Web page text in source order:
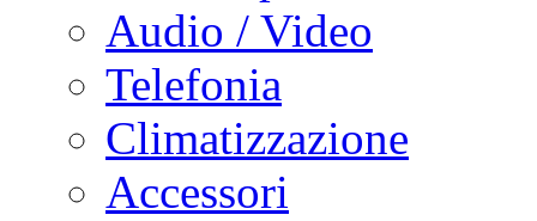
Audio / Video
Telefonia
Climatizzazione
Accessori